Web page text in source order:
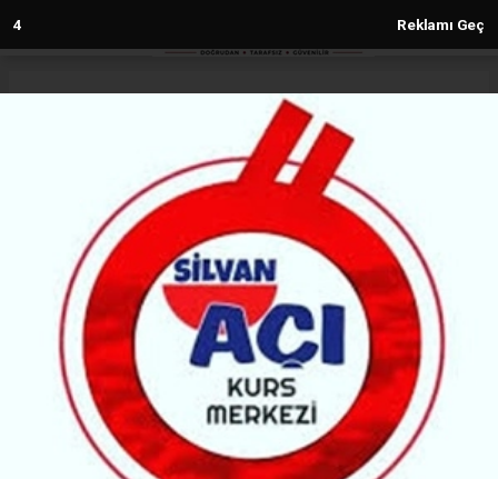
3 Reklamı Geç
Stockholm’da Amedspor Coşkusu
(MH) - MALABADİ HABER | 14.05.2026 - 21:48, Güncelleme: 14.05.2026 - 21:55
103235+ kez okundu.
Amedspor’un Süper Lig’e yükselmesi Avrupa’da da
büyük yankı uyandırdı. Stockholm’da bir araya gelen
taraftarlar, meşaleler ve halaylarla tarihi başarıyı
gece boyunca coşkuyla kutladı.